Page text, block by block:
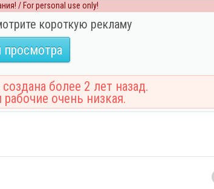
/ For personal use only!
короткую рекламу
более 2 лет назад.
очень низкая.